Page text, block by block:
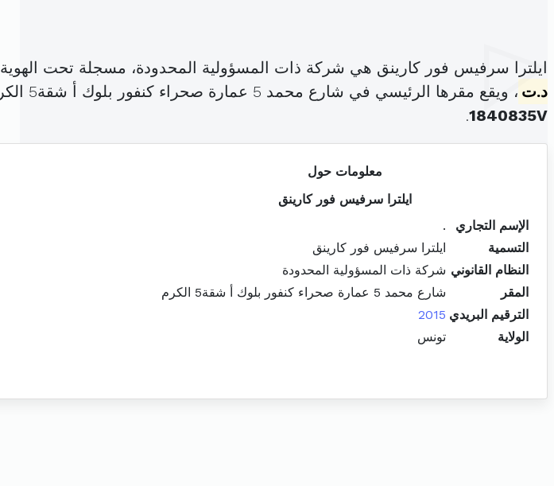
ايلترا سرفيس فور كارينق هي شركة ذات المسؤولية المحدودة، مسجلة تحت الهوية
د.ت ، ويقع مقرها الرئيسي في شارع محمد 5 عمارة صحراء كنفور بلوك أ شقة5 الكرم (
1840835V
.
معلومات حول
ايلترا سرفيس فور كارينق
الإسم التجاري
.
التسمية
ايلترا سرفيس فور كارينق
النظام القانوني شركة ذات المسؤولية المحدودة
المقر
شارع محمد 5 عمارة صحراء كنفور بلوك أ شقة5 الكرم
الترقيم البريدي 2015
الولاية
تونس